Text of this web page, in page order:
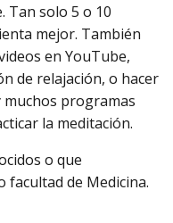
Tan solo 5 o 10
mejor. También
en YouTube,
de relajación, o hacer
programas
la meditación.
o que
facultad de Medicina.